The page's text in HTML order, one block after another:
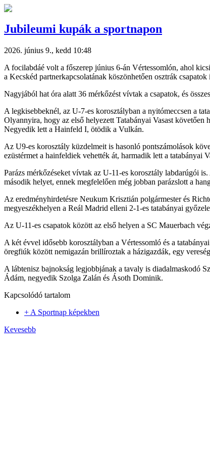
Jubileumi kupák a sportnapon
2026. június 9., kedd 10:48
A focilabdáé volt a főszerep június 6-án Vértessomlón, ahol
a Kecskéd partnerkapcsolatának köszönhetően osztrák csapatok
Nagyjából hat óra alatt 36 mérkőzést vívtak a csapatok, és
A legkisebbeknél, az U-7-es korosztályban a nyitómeccsen a
Olyannyira, hogy az első helyezett Tatabányai Vasast
Negyedik lett a Hainfeld I, ötödik a Vulkán.
Az U9-es korosztály küzdelmeit is hasonló pontszámolások
ezüstérmet a hainfeldiek vehették át, harmadik lett a tatabányai
Parázs mérkőzéseket vívtak az U-11-es korosztály labdarúgói
második helyet, ennek megfelelően még jobban parázslott a
Az eredményhirdetésre Neukum Krisztián polgármester és
megyeszékhelyen a Reál Madrid elleni 2-1-es tatabányai
Az U-11-es csapatok között az első helyen a SC Mauerbach
A két évvel idősebb korosztályban a Vértessomló és a
öregfiúk között nemigazán brillíroztak a házigazdák, egy
A lábtenisz bajnokság legjobbjának a tavaly is diadalmaskodó
Ádám, negyedik Szolga Zalán és Ásoth Dominik.
Kapcsolódó tartalom
+ A Sportnap képekben
Kevesebb